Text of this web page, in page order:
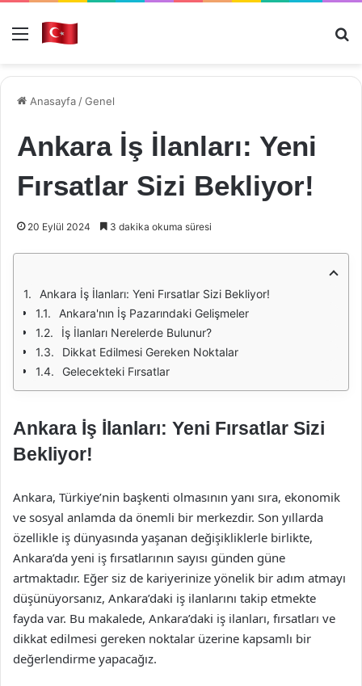
Menü
Anasayfa /Genel
Ankara İş İlanları: Yeni
Fırsatlar Sizi Bekliyor!
20 Eylül 2024 3 dakika okuma süresi
Ankara İş İlanları: Yeni Fırsatlar Sizi Bekliyor!
Ankara'nın İş Pazarındaki Gelişmeler
İş İlanları Nerelerde Bulunur?
Dikkat Edilmesi Gereken Noktalar
Gelecekteki Fırsatlar
Ankara İş İlanları: Yeni Fırsatlar Sizi
Bekliyor!
Ankara, Türkiye’nin başkenti olmasının yanı sıra, ekonomik
ve sosyal anlamda da önemli bir merkezdir. Son yıllarda
özellikle iş dünyasında yaşanan değişikliklerle birlikte,
Ankara’da yeni iş fırsatlarının sayısı günden güne
artmaktadır. Eğer siz de kariyerinize yönelik bir adım atmayı
düşünüyorsanız, Ankara’daki iş ilanlarını takip etmekte
fayda var. Bu makalede, Ankara’daki iş ilanları, fırsatları ve
dikkat edilmesi gereken noktalar üzerine kapsamlı bir
değerlendirme yapacağız.